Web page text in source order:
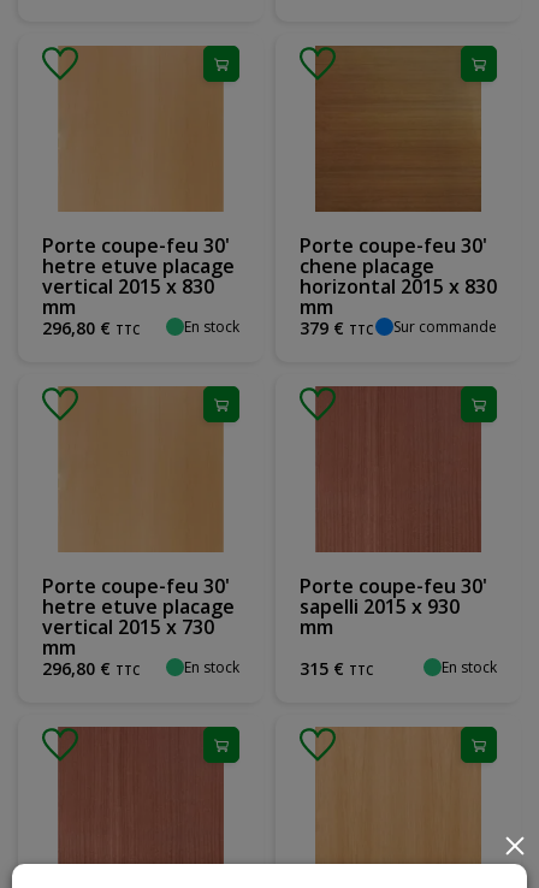
Porte coupe-feu 30'
hetre etuve placage
vertical 2015 x 830
mm
296,80 € TTC En stock
Porte coupe-feu 30'
chene placage
horizontal 2015 x 830
mm
379 € TTC Sur commande
Porte coupe-feu 30'
hetre etuve placage
vertical 2015 x 730
mm
296,80 € TTC En stock
Porte coupe-feu 30'
sapelli 2015 x 930
mm
315 € TTC En stock
×